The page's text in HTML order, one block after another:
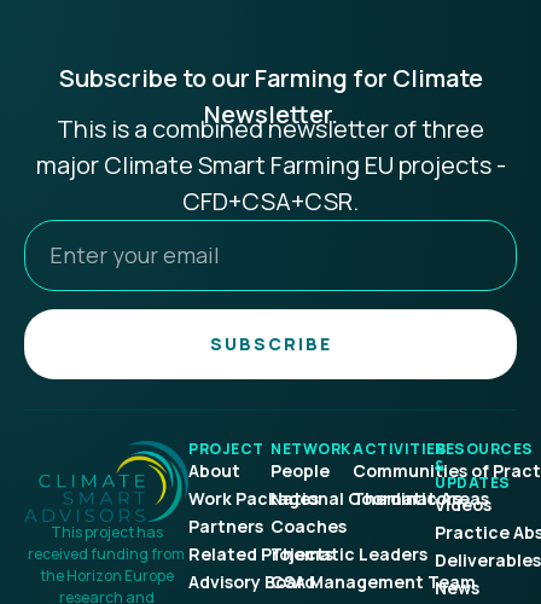
Subscribe to our Farming for Climate
Newsletter.
This is a combined newsletter of three
major Climate Smart Farming EU projects -
CFD+CSA+CSR.
SUBSCRIBE
This project has
received funding from
the Horizon Europe
research and
PROJECT
About
Work Packages
Partners
Related Projects
Advisory Board
NETWORK
People
National Coordinators
Coaches
Thematic Leaders
CSA Management Team
ACTIVITIES
Communities of
Thematic Areas
RESOURCES
&
UPDATES
Videos
Practice
Deliverables
News